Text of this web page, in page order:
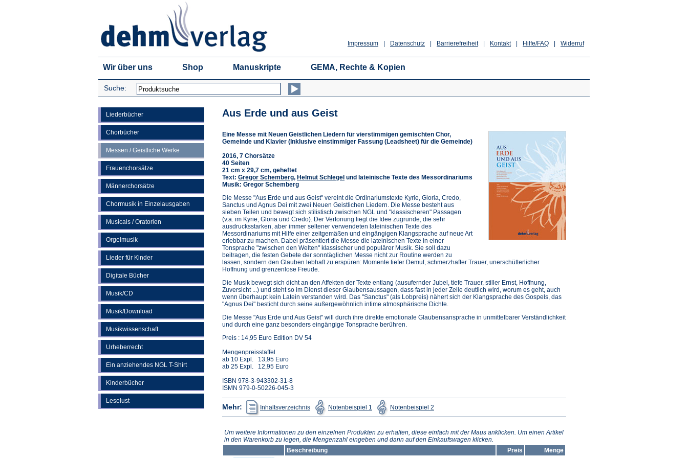
Widerruf
Hilfe/FAQ
Kontakt
Barrierefreiheit
Datenschutz
Impressum
Wir über uns Shop Manuskripte GEMA, Rechte & Kopien
Suche:
Liederbücher
Chorbücher
Messen / Geistliche Werke
Frauenchorsätze
Männerchorsätze
Chormusik in Einzelausgaben
Musicals / Oratorien
Orgelmusik
Lieder für Kinder
Digitale Bücher
Musik/CD
Musik/Download
Musikwissenschaft
Urheberrecht
Ein anziehendes NGL T-Shirt
Kinderbücher
Leselust
Aus Erde und aus Geist
Eine Messe mit Neuen Geistlichen Liedern für vierstimmigen gemischten Chor,
Gemeinde und Klavier (Inklusive einstimmiger Fassung (Leadsheet) für die Gemeinde)
2016, 7 Chorsätze
40 Seiten
21 cm x 29,7 cm, geheftet
Text: Gregor Schemberg, Helmut Schlegel und lateinische Texte des Messordinariums
Musik: Gregor Schemberg
Die Messe "Aus Erde und aus Geist" vereint die Ordinariumstexte Kyrie, Gloria, Credo,
Sanctus und Agnus Dei mit zwei Neuen Geistlichen Liedern. Die Messe besteht aus
sieben Teilen und bewegt sich stilistisch zwischen NGL und "klassischeren" Passagen
(v.a. im Kyrie, Gloria und Credo). Der Vertonung liegt die Idee zugrunde, die sehr
ausdrucksstarken, aber immer seltener verwendeten lateinischen Texte des
Messordinariums mit Hilfe einer zeitgemäßen und eingängigen Klangsprache auf neue Art
erlebbar zu machen. Dabei präsentiert die Messe die lateinischen Texte in einer
Tonsprache "zwischen den Welten" klassischer und populärer Musik. Sie soll dazu
beitragen, die festen Gebete der sonntäglichen Messe nicht zur Routine werden zu
lassen, sondern den Glauben lebhaft zu erspüren: Momente tiefer Demut, schmerzhafter Trauer, unerschütterlicher
Hoffnung und grenzenlose Freude.
Die Musik bewegt sich dicht an den Affekten der Texte entlang (ausufernder Jubel, tiefe Trauer, stiller Ernst, Hoffnung,
Zuversicht ...) und steht so im Dienst dieser Glaubensaussagen, dass fast in jeder Zeile deutlich wird, worum es geht, auch
wenn überhaupt kein Latein verstanden wird. Das "Sanctus" (als Lobpreis) nähert sich der Klangsprache des Gospels, das
"Agnus Dei" besticht durch seine außergewöhnlich intime atmosphärische Dichte.
Die Messe "Aus Erde und Aus Geist" will durch ihre direkte emotionale Glaubensansprache in unmittelbarer Verständlichkeit
und durch eine ganz besonders eingängige Tonsprache berühren.
Preis : 14,95 Euro Edition DV 54
Mengenpreisstaffel
ab 10 Expl. 13,95 Euro
ab 25 Expl. 12,95 Euro
ISBN 978-3-943302-31-8
ISMN 979-0-50226-045-3
Mehr: Inhaltsverzeichnis
(Öffnet
in
einem
Tab)
Notenbeispiel 1
(Öffnet
in
einem
Tab)
Notenbeispiel 2in
einem
Tab)
Um weitere Informationen zu den einzelnen Produkten zu erhalten, diese einfach mit der Maus anklicken. Um einen Artikel
in den Warenkorb zu legen, die Mengenzahl eingeben und dann auf den Einkaufswagen klicken.
Beschreibung
Preis
Menge